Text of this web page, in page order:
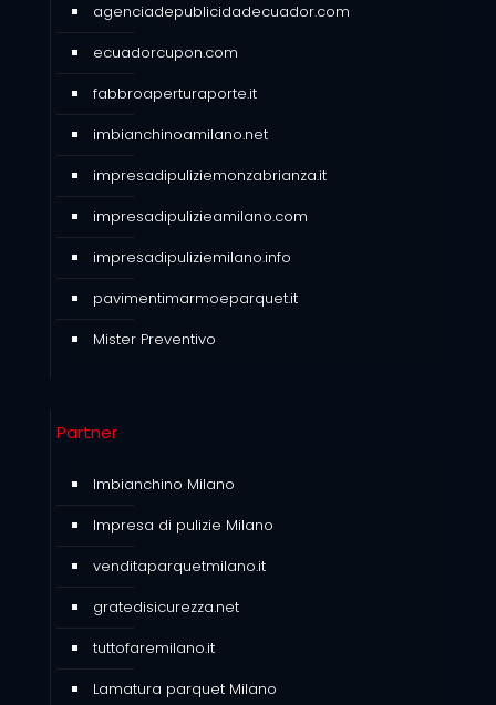
agenciadepublicidadecuador.com
ecuadorcupon.com
fabbroaperturaporte.it
imbianchinoamilano.net
impresadipuliziemonzabrianza.it
impresadipulizieamilano.com
impresadipuliziemilano.info
pavimentimarmoeparquet.it
Mister Preventivo
Partner
Imbianchino Milano
Impresa di pulizie Milano
venditaparquetmilano.it
gratedisicurezza.net
tuttofaremilano.it
Lamatura parquet Milano